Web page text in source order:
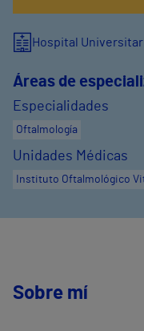
Hospital
Áreas de
Especialidades
Oftalmología
Unidades Médicas
Instituto Oftalmológico
Sobre mí